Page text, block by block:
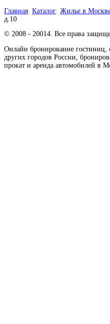
Главная Каталог Жилье в
д.10
© 2008 - 20014. Все права
Онлайн бронирование гостиниц,
других городов России,
прокат и аренда автомобилей в